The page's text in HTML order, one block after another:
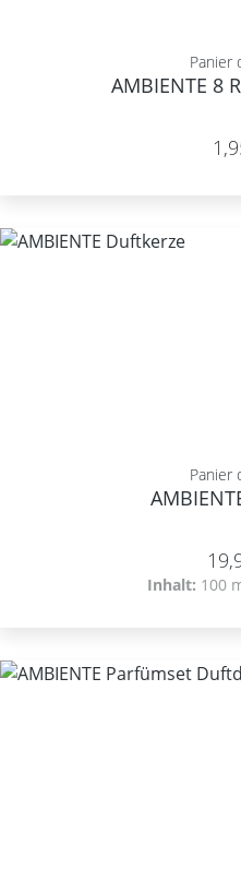
Panier
AMBIENTE 8
Panier
Inhalt: 100